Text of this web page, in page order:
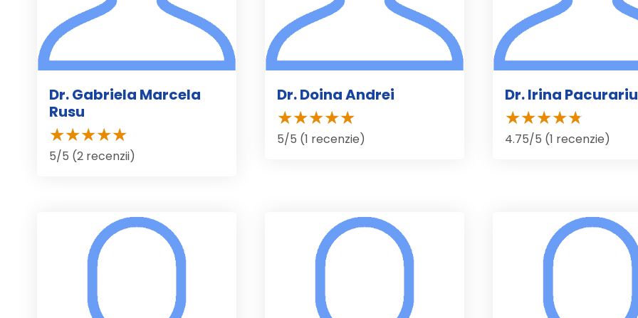
Dr. Gabriela Marcela
Rusu
5/5 (2 recenzii)
Dr. Doina Andrei
5/5 (1 recenzie)
Dr. Irina Pacurariu
4.75/5 (1 recenzie)